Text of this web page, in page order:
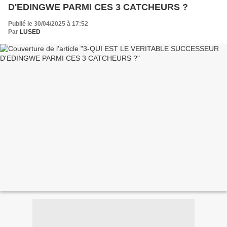
D'EDINGWE PARMI CES 3 CATCHEURS ?
Publié le 30/04/2025 à 17:52
Par LUSED